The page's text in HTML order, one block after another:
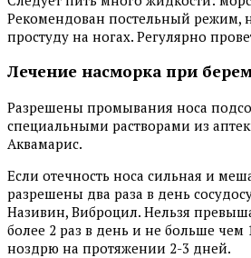
Рекомендован постельный режим,
простуду на ногах. Регулярно
Лечение насморка при
Разрешены промывания носа
специальными растворами из
Аквамарис.
Если отечность носа сильная и
разрешены два раза в день
Називин, Виброцил. Нельзя
более 2 раз в день и не больше
ноздрю на протяжении 2-3 дней.